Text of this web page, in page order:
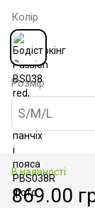
Колір
Розмір
S/M/L
В наявності
869.00